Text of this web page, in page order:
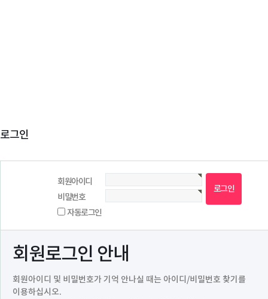
로그인
회원아이디
비밀번호
자동로그인
회원로그인 안내
회원아이디 및 비밀번호가 기억 안나실 때는 아이디/비밀번호 찾기를
이용하십시오.